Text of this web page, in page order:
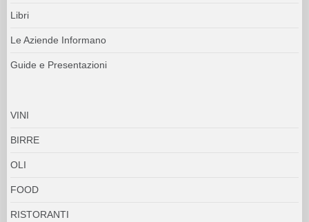
Libri
Le Aziende Informano
Guide e Presentazioni
VINI
BIRRE
OLI
FOOD
RISTORANTI